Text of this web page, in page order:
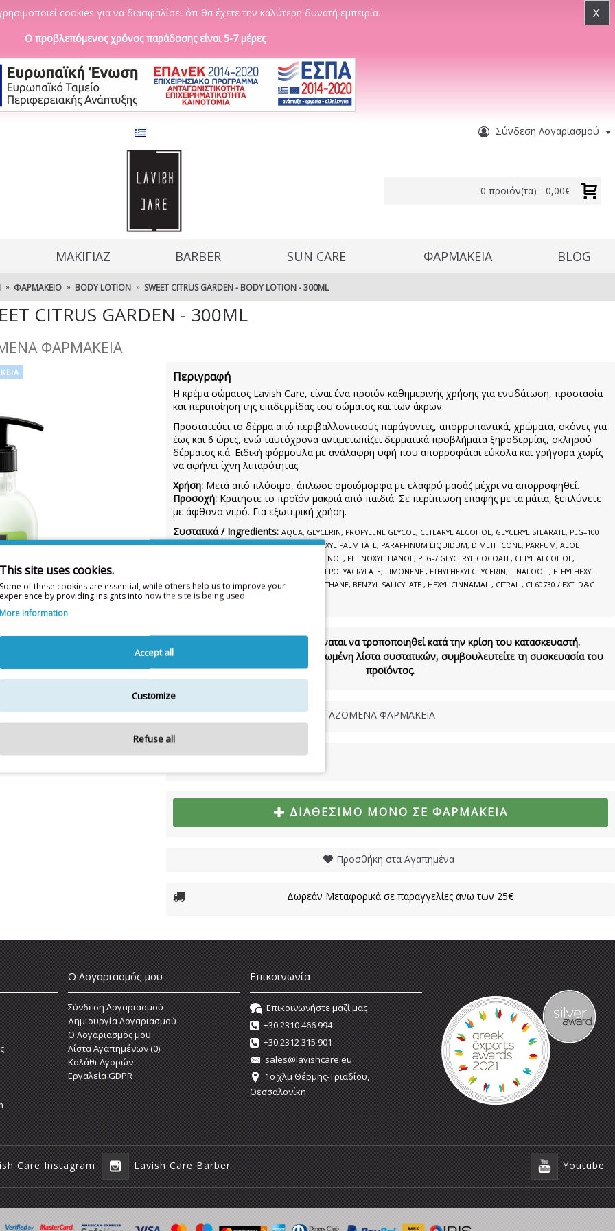
cookies για να διασφαλίσει ότι θα έχετε την καλύτερη δυνατή εμπειρία. X
Ο προβλεπόμενος χρόνος παράδοσης είναι 5-7 μέρες
Σύνδεση Λογαριασμού
0 προϊόν(τα) - 0,00€
ΜΑΚΙΓΙΑΖ BARBER SUN CARE ΦΑΡΜΑΚΕΙΑ BLOG
ΦΑΡΜΑΚΕΊΟ BODY LOTION SWEET CITRUS GARDEN - BODY LOTION - 300ML
CITRUS GARDEN - 300ML
ΦΑΡΜΑΚΕΙΑ
Περιγραφή
Η κρέμα σώματος Lavish Care, είναι ένα προϊόν καθημερινής χρήσης για ενυδάτωση, προστασία
και περιποίηση της επιδερμίδας του σώματος και των άκρων.
Προστατεύει το δέρμα από περιβαλλοντικούς παράγοντες, απορρυπαντικά, χρώματα, σκόνες για
έως και 6 ώρες, ενώ ταυτόχρονα αντιμετωπίζει δερματικά προβλήματα ξηροδερμίας, σκληρού
δέρματος κ.ά. Ειδική φόρμουλα με ανάλαφρη υφή που απορροφάται εύκολα και γρήγορα χωρίς
να αφήνει ίχνη λιπαρότητας.
Χρήση: Μετά από πλύσιμο, άπλωσε ομοιόμορφα με ελαφρύ μασάζ μέχρι να απορροφηθεί.
Προσοχή: Κρατήστε το προϊόν μακριά από παιδιά. Σε περίπτωση επαφής με τα μάτια, ξεπλύνετε
με άφθονο νερό. Για εξωτερική χρήση.
Συστατικά / Ingredients: AQUA, GLYCERIN, PROPYLENE GLYCOL, CETEARYL ALCOHOL, GLYCERYL STEARATE, PEG–100
STEARATE, CYCLOPENTASILOXANE, ETHYLHEXYL PALMITATE, PARAFFINUM LIQUIDUM, DIMETHICONE, PARFUM, ALOE
BARBADENSIS LEAF JUICE POWDER, PANTHENOL, PHENOXYETHANOL, PEG-7 GLYCERYL COCOATE, CETYL ALCOHOL,
ETHYLHEXYL METHOXYCINNAMATE, SODIUM POLYACRYLATE, LIMONENE , ETHYLHEXYLGLYCERIN, LINALOOL , ETHYLHEXYL
SALICYLATE, BUTYL METHOXYDIBENZOYLMETHANE, BENZYL SALICYLATE , HEXYL CINNAMAL , CITRAL , CI 60730 / EXT. D&C
VIOLET 2, CI 19140, CI 42051
Η λίστα συστατικών δύναται να τροποποιηθεί κατά την κρίση του κατασκευαστή.
Για την πιο πλήρη και ενημερωμένη λίστα συστατικών, συμβουλευτείτε τη συσκευασία του
προϊόντος.
Διαθεσιμότητα:ΜΟΝΟ ΣΕ ΣΥΝΕΡΓΑΖΟΜΕΝΑ ΦΑΡΜΑΚΕΙΑ
6,90€
ΔΙΑΘΈΣΙΜΟ ΜΌΝΟ ΣΕ ΦΑΡΜΑΚΕΊΑ
Προσθήκη στα Αγαπημένα
Δωρεάν Μεταφορικά σε παραγγελίες άνω των 25€
Ο Λογαριασμός μου
Σύνδεση Λογαριασμού
Δημιουργία Λογαριασμού
O Λογαριασμός μου
Λίστα Αγαπημένων (0)
Καλάθι Αγορών
Εργαλεία GDPR
Επικοινωνία
Επικοινωνήστε μαζί μας
+30 2310 466 994
+30 2312 315 901
sales@lavishcare.eu
1o χλμ Θέρμης-Τριαδίου,
Θεσσαλονίκη
Care Instagram Lavish Care Barber Youtube
This site uses cookies.
Some of these cookies are essential, while others help us to improve your
experience by providing insights into how the site is being used.
More information
Accept all
Customize
Refuse all